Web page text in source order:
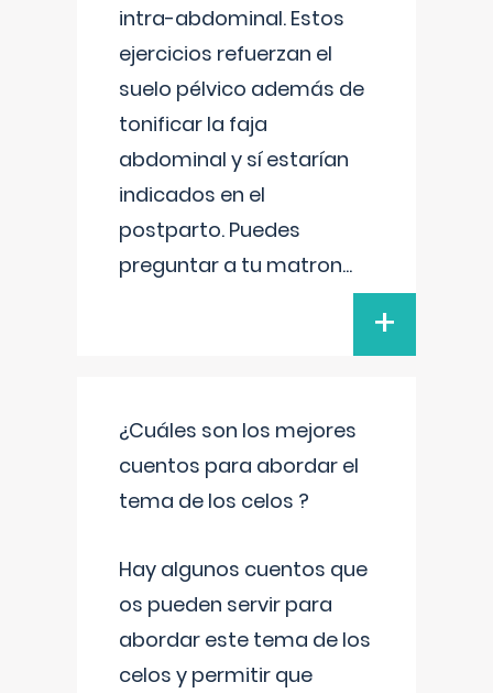
intra-abdominal. Estos
ejercicios refuerzan el
suelo pélvico además de
tonificar la faja
abdominal y sí estarían
indicados en el
postparto. Puedes
preguntar a tu matron...
+
¿Cuáles son los mejores
cuentos para abordar el
tema de los celos ?
Hay algunos cuentos que
os pueden servir para
abordar este tema de los
celos y permitir que